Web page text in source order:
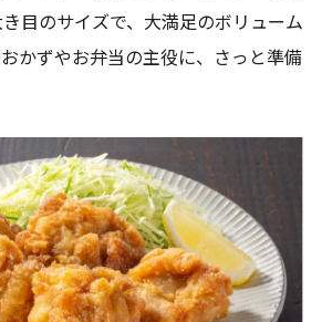
目のサイズで、大満足のボリューム
かずやお弁当の主役に、さっと準備